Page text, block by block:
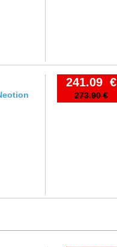
241.09 €
273.90 €